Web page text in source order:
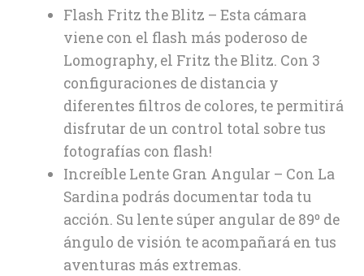
Flash Fritz the Blitz – Esta cámara
viene con el flash más poderoso de
Lomography, el Fritz the Blitz. Con 3
configuraciones de distancia y
diferentes filtros de colores, te permitirá
disfrutar de un control total sobre tus
fotografías con flash!
Increíble Lente Gran Angular – Con La
Sardina podrás documentar toda tu
acción. Su lente súper angular de 89º de
ángulo de visión te acompañará en tus
aventuras más extremas.